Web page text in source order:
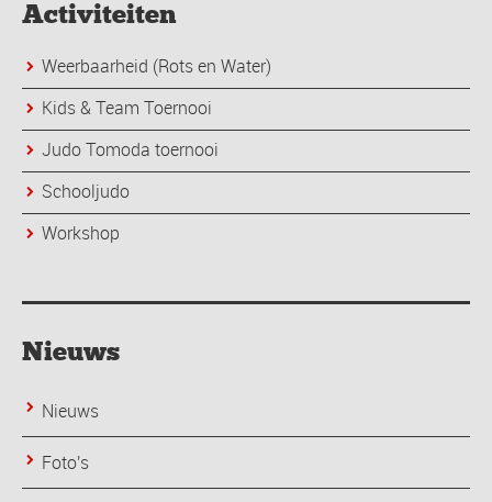
Activiteiten
Weerbaarheid (Rots en Water)
Kids & Team Toernooi
Judo Tomoda toernooi
Schooljudo
Workshop
Nieuws
Nieuws
Foto's